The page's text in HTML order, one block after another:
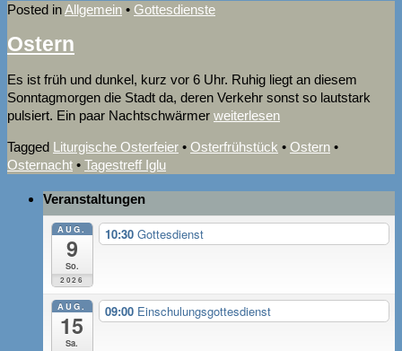
Posted inAllgemein • Gottesdienste
Ostern
Es ist früh und dunkel, kurz vor 6 Uhr. Ruhig liegt an diesem
Sonntagmorgen die Stadt da, deren Verkehr sonst so lautstark
pulsiert. Ein paar Nachtschwärmer weiterlesen
Tagged Liturgische Osterfeier • Osterfrühstück • Ostern •
Osternacht • Tagestreff Iglu
Veranstaltungen
AUG.
9
So.
2026
10:30 Gottesdienst
AUG.
15
Sa.
09:00 Einschulungsgottesdienst